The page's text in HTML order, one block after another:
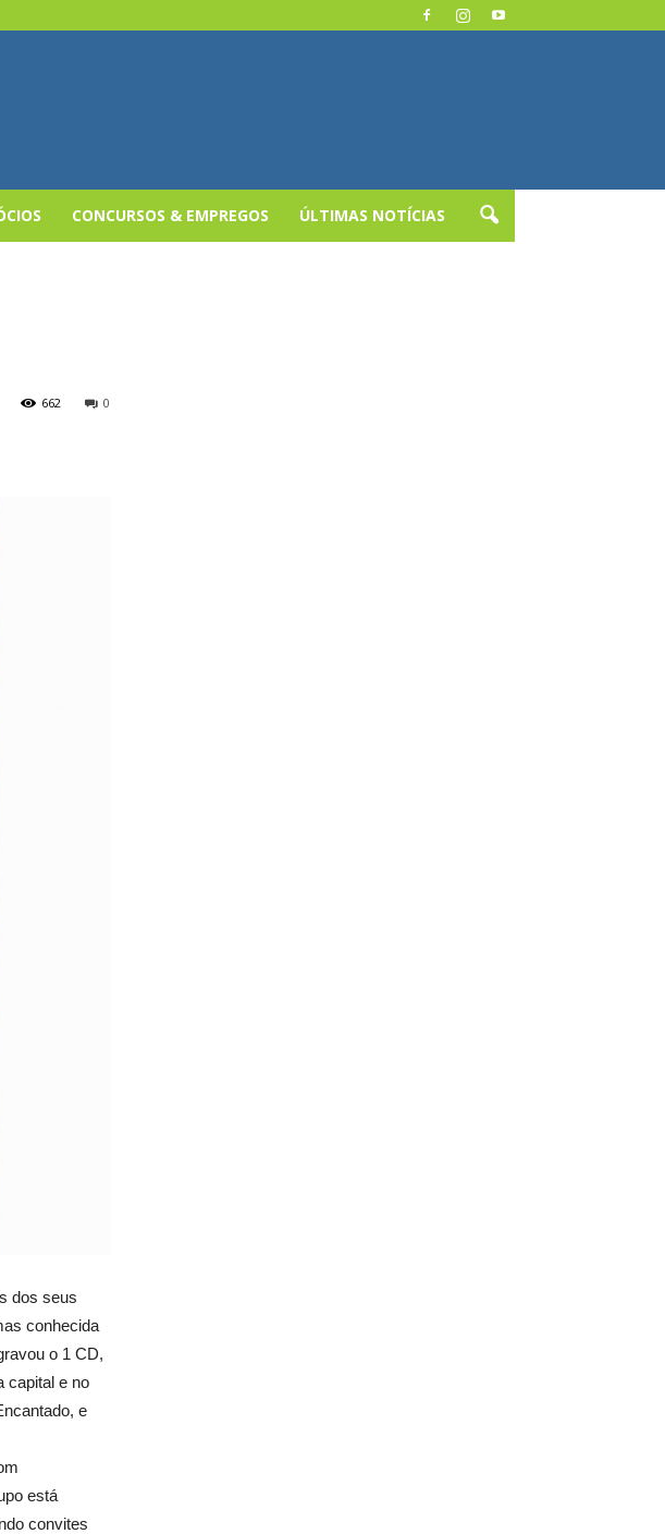
CONCURSOS & EMPREGOS ÚLTIMAS NOTÍCIAS
0
662
dos seus
conhecida
o 1 CD,
capital e no
e
está
convites